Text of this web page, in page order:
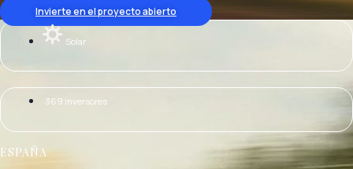
Invierte en el proyecto abierto
Solar
369 inversores
ESPAÑA